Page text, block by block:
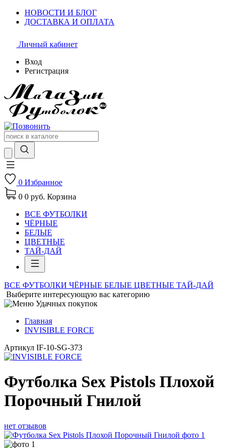
НОВОСТИ И БЛОГ
ДОСТАВКА И ОПЛАТА
Личный кабинет
Вход
Регистрация
0 Избранное
0 0 руб. Корзина
ВСЕ ФУТБОЛКИ
ЧЁРНЫЕ
БЕЛЫЕ
ЦВЕТНЫЕ
ТАЙ-ДАЙ
ВСЕ ФУТБОЛКИ ЧЁРНЫЕ БЕЛЫЕ ЦВЕТНЫЕ ТАЙ-ДАЙ
Выберите интересующую вас категорию
Главная
INVISIBLE FORCE
Артикул IF-10-SG-373
Футболка Sex Pistols Плохой
Порочный Гнилой
нет отзывов